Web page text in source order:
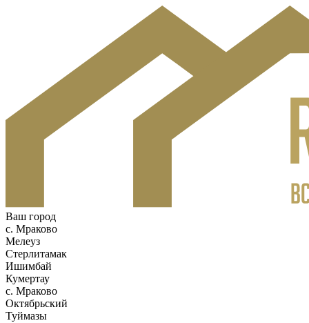
Ваш город
c. Мраково
Мелеуз
Стерлитамак
Ишимбай
Кумертау
c. Мраково
Октябрьский
Туймазы